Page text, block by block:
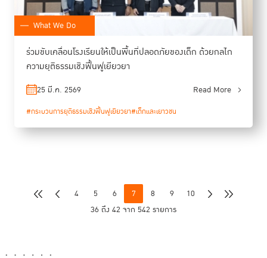
What We Do
ร่วมขับเคลื่อนโรงเรียนให้เป็นพื้นที่ปลอดภัยของเด็ก ด้วยกลไก
ความยุติธรรมเชิงฟื้นฟูเยียวยา
25 มี.ค. 2569 Read More
#กระบวนการยุติธรรมเชิงฟื้นฟูเยียวยา#เด็กและเยาวชน
4 5 6 7 8 9
10
36 ถึง 42 จาก 542 รายการ